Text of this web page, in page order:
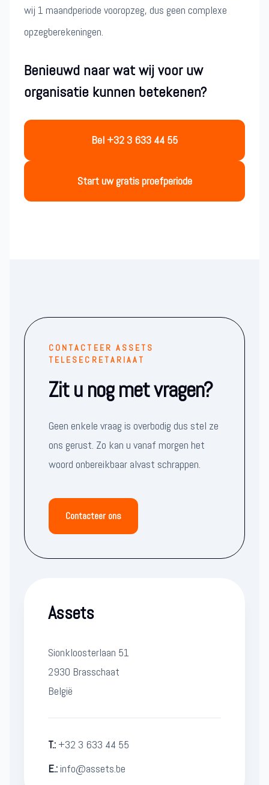
wij 1 maandperiode vooropzeg, dus geen complexe
opzegberekeningen.
Benieuwd naar wat wij voor uw
organisatie kunnen betekenen?
Bel +32 3 633 44 55
Start uw gratis proefperiode
CONTACTEER ASSETS
TELESECRETARIAAT
Zit u nog met vragen?
Geen enkele vraag is overbodig dus stel ze
ons gerust. Zo kan u vanaf morgen het
woord onbereikbaar alvast schrappen.
Contacteer ons
Assets
Sionkloosterlaan 51
2930 Brasschaat
België
T.: +32 3 633 44 55
E.: info@assets.be